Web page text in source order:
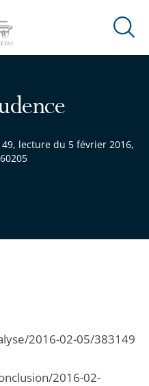
Ouvrir
lecture du 5 février 2016,
2016-02-05/383149
2016-02-